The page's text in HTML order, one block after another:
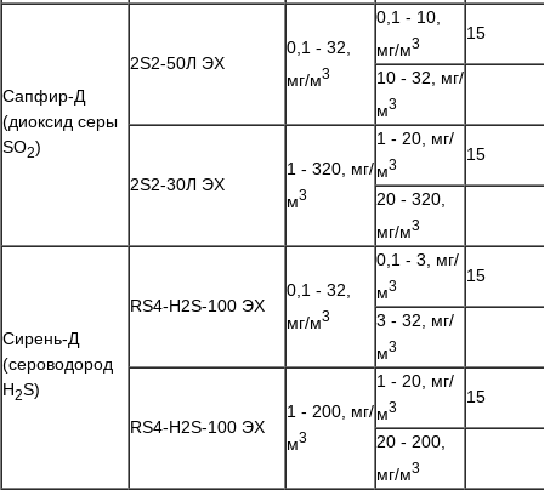
Сапфир-Д
(диоксид серы
SO2)
2S2-50Л ЭХ
0,1 - 32,
мг/м3
0,1 - 10,
мг/м3
15
10 - 32, мг/
м3
2S2-30Л ЭХ
1 - 320, мг/
м3
1 - 20, мг/
м3
15
20 - 320,
мг/м3
Сирень-Д
(сероводород
H2S)
RS4-H2S-100 ЭХ
0,1 - 32,
мг/м3
0,1 - 3, мг/
м3
15
3 - 32, мг/
м3
RS4-H2S-100 ЭХ
1 - 200, мг/
м3
1 - 20, мг/
м3
15
20 - 200,
мг/м3